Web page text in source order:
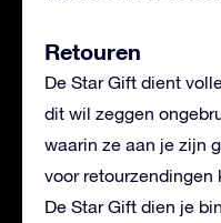
Retouren
De Star Gift dient
dit wil zeggen
waarin ze aan je zijn
voor retourzendingen
De Star Gift dien je